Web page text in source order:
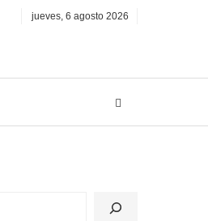
jueves, 6 agosto 2026